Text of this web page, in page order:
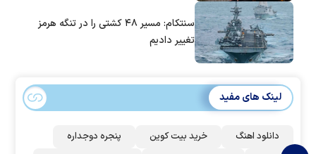
سنتکام: مسیر ۴۸ کشتی را در تنگه هرمز
تغییر دادیم
لینک های مفید
دانلود اهنگ خرید بیت کوین
پنجره دوجداره